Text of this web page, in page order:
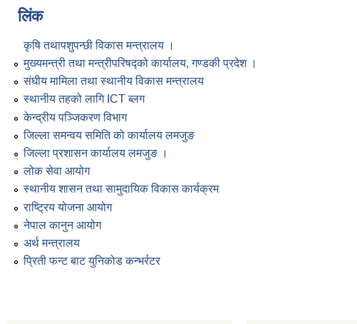
लिंक
कृषि तथापशुपन्छी विकास मन्त्रालय ।
मुख्यमन्त्री तथा मन्त्रीपरिषद्को कार्यालय, गण्डकी प्रदेश ।
संघीय मामिला तथा स्थानीय विकास मन्त्रालय
स्थानीय तहको लागि ICT ब्लग
केन्द्रीय पञ्जिकरण विभाग
जिल्ला समन्वय समिति को कार्यालय लमजुङ
जिल्ला प्रशासन कार्यालय लमजुङ ।
लोक सेवा आयोग
स्थानीय शासन तथा सामुदायिक विकास कार्यक्रम
राष्ट्रिय योजना आयोग
नेपाल कानुन आयोग
अर्थ मन्त्रालय
प्रिती फन्ट बाट युनिकोड कन्भर्रटर